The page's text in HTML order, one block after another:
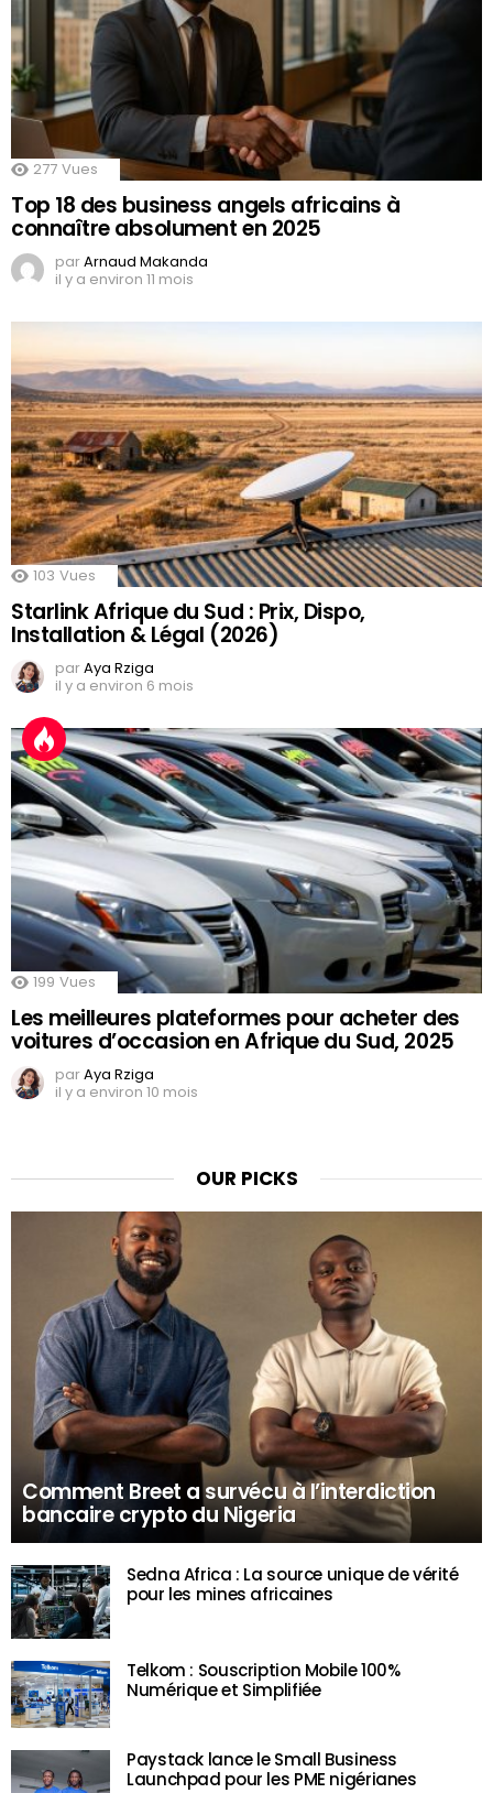
277 Vues
Top 18 des business angels africains à
connaître absolument en 2025
parArnaud Makanda
il y a environ 11 mois
103 Vues
Starlink Afrique du Sud : Prix, Dispo,
Installation & Légal (2026)
parAya Rziga
il y a environ 6 mois
199 Vues
Les meilleures plateformes pour acheter des
voitures d’occasion en Afrique du Sud, 2025
parAya Rziga
il y a environ 10 mois
OUR PICKS
Comment Breet a survécu à l’interdiction
bancaire crypto du Nigeria
Sedna Africa : La source unique de vérité
pour les mines africaines
Telkom : Souscription Mobile 100%
Numérique et Simplifiée
Paystack lance le Small Business
Launchpad pour les PME nigérianes